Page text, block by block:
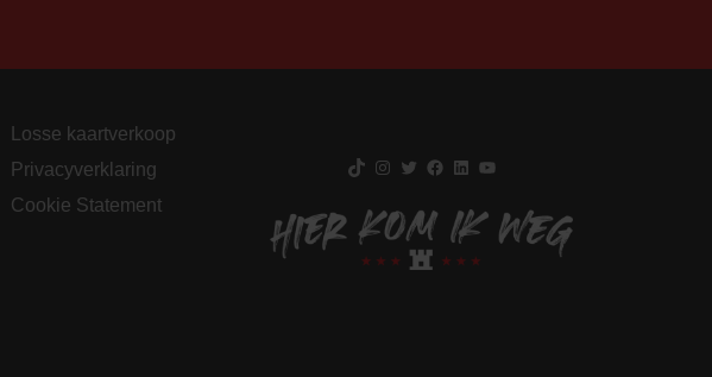
Losse kaartverkoop
Privacyverklaring
Cookie Statement